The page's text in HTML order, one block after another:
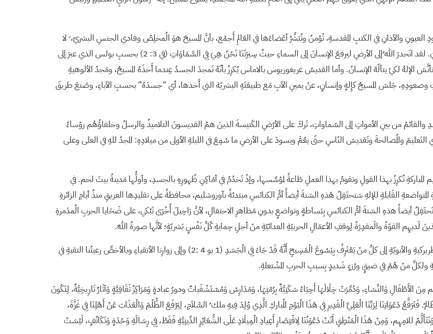
والآذانِ في الكتبِ المقدسةِ، تُؤمنُ وتُبَشِّرُ أعَضاءَها في العَالمِ أَجمْع، بأنَّ المسيحَ هوَ الُمخلِصُ وفادي الجنسِ البشريّ، ِ لا
كإنسانٍ مُؤَلّهٍ بلْ كَإلهٍ مُتأنّسٍ لأجلِ الخلاصِ أي تَأليهِ الإنسانِ. لقد انَحدرَ الله ُإلى الأرضِ ليرفعَ الإنسانَ إلى السماءِ حيثُ سِيرَتَنَا نَحْنُ هِيَ فِي السَّمَاوَاتِ (في 3: 2) بحسبِ بولس الذي عبرَ إلى
الإلهُ لكيْ يتألّهَ الإنسانُ. وأما القديسُ غريغوريوس بالاماس يُكرِزُ بأنّهُ تَمجدَ الجسدُ عِندما أَخذَهُ المسيحُ، ومَجدُ الألوهيةِ
جَلسَ المسيحُ كإِلهٍ وإنسانٍ، عنْ يمينِ الآبِ مَع طبيعَتَهِ البشريّة التي أَخذها، أي “جسدَهُ” بحسبِ الآباءِ، وصَنعَ طريقَ
من بينِ الأمواتِ إلى السّماواتِ، تَركَ على الأرْضِ الكَنيسةَ الذينَ همُ القديسونَ التلاميذُ والرسلُ وخلفاؤُهُم رؤساءُ
أي التَعليمَ والمُصالحةَ وتَقديسَ النّاسِ حتّى يعُمَّ ويسودَ على الأرضِ ما سُمِعَ في الليلةِ الأولى من ميلادِهِ: المجدُ للهِ في العلى وعلى
تُكرِزُ بهذا القولِ وتقومُ بهذا العملِ طَاعةً لمؤسِّسها، وإذْ تَخدُمُ في أمَاكِنِ ظُهورِهِ بالجسدِ، وأولُّها مَدينةُ بيتَ لحم. في
القَابلةِ للإلهِ سَتحتَفِلُ هَذهِ السَنةَ أيضاً أمُّ الكنائسِ مبتدئةً بآوروشليم، محافظةً على تقليدِها العريقِ منذُ أيامِ الزائرةِ
أيضاً هذهِ السَنةَ أمُّ الكنائسِ بِبَساطةٍ وتواضعٍ بدونِ مَظاهرِ الاحتفالِ، لأنَّ رَاحِيلَ أُخْرَى تَبْكي، على ضَحَايا الحربِ الُمدَمرةِ
لَديهِم القوّةُ والَمقدِرَةُ لِوقفِ الأعمَالِ الحربيّةِ العدائيّةِ منْ أجلِ حِمايةِ كُلِّ نَفْسٍ بَشريّةٍ؛ لأنَّها صورةُ اللهِ.
وإذ ممُتْلَئينَ بِفَرحِ ميلادِ المسيحِ نَتَقَدّمُ بِبركاتِنا وأدعيَتِنا البطريركيةِ والأبويّةِ إلى كلِّ منْ يَعْتَرِفُ بِيَسُوعَ الْمَسِيحِ أَنَّهُ قَدْ جَاءَ فِي الْجَسَدِ (1 يو 4 :2) وإلى زوارِنا الأتقياءِ وبالأخصِّ رعيتُنا التقيةِ في
ولكلِّ منْ هُمْ في ضيقٍ ورُزءٍ شَديدٍ بِسببِ الحربِ المشْتعلةِ.
مِنَ الأَطْفَالِ وَالنِّسَاءِ، وَدُمِّرَتْ خِلَالَهَا أَحِيَاءُ سَكَنِيَّةٌ بِرُمْتِهَا، وَمَدَارِسُ وَمُسْتَشْفَياتٌ ودورُ عبادةٍ وَمَرَاكِزُ ثَقَافِيَّةٍ وَآثَارٌ تَارِيخِيَّةٌ، لِتَكُونَ
دَعَوَاتِنَا لِرَبِّنَا الْعَلِيِّ الْقَدِيرِ فِي هَذَا الْيَوْمِ المُباركِ الَّذِي وُلِدَ فِيهِ ملك ُ السَّلاَمِ، لِيَرْفَعَ الظُّلْمَ وَالْعَذَابَ عَنْ أَهْلِنَا فِي غَزَّةَ،
للامِهِم، وَمِنْ هَذَا الْمَنْطِقِ أَتَتْ دَعْوَتُنَا لِاقْتِصَارِ أَعِيادِ الْمِيلَادِ عَلَى الشُّعَائِرِ الدِّينِيَّةِ فَقَطْ، فِي رِسَالَةِ وَحْدَةٍ وَتَكَاتُفٍ، لَيْسَتْ